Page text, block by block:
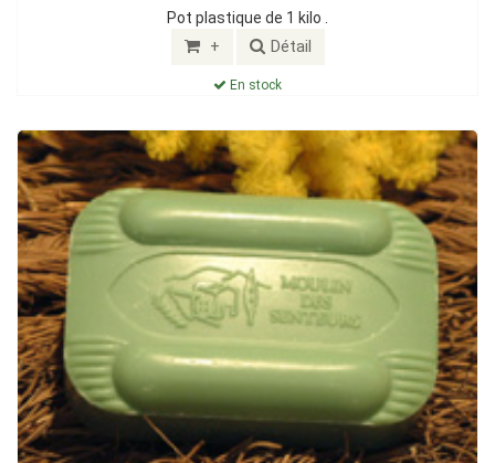
Pot plastique de 1 kilo .
+ Détail
En stock